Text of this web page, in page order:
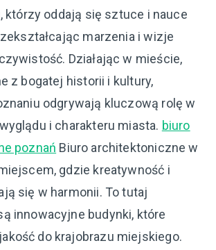
którzy oddają się sztuce i nauce
marzenia i wizje
Działając w mieście,
z bogatej historii i kultury,
odgrywają kluczową rolę w
i charakteru miasta. biuro
poznań Biuro architektoniczne w
gdzie kreatywność i
się w harmonii. To tutaj
innowacyjne budynki, które
do krajobrazu miejskiego.